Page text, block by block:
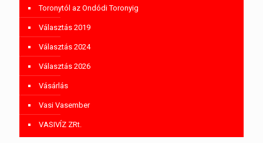
Toronytól az Ondódi Toronyig
Választás 2019
Választás 2024
Választás 2026
Vásárlás
Vasi Vasember
VASIVÍZ ZRt.